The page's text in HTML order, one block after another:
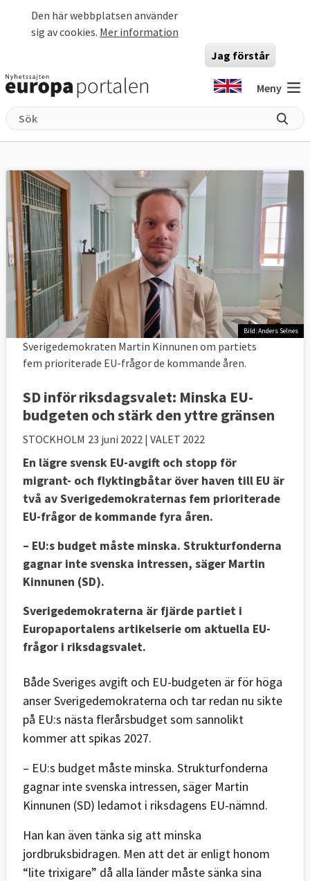
Den här webbplatsen använder
sig av cookies. Mer information
Jag förstår
Meny
Bild: Anders Selnes
Sverigedemokraten Martin Kinnunen om partiets
fem prioriterade EU-frågor de kommande åren.
SD inför riksdagsvalet: Minska EU-
budgeten och stärk den yttre gränsen
STOCKHOLM 23 juni 2022 | VALET 2022
En lägre svensk EU-avgift och stopp för
migrant- och flyktingbåtar över haven till EU är
två av Sverigedemokraternas fem prioriterade
EU-frågor de kommande fyra åren.
– EU:s budget måste minska. Strukturfonderna
gagnar inte svenska intressen, säger Martin
Kinnunen (SD).
Sverigedemokraterna är fjärde partiet i
Europaportalens artikelserie om aktuella EU-
frågor i riksdagsvalet.
Både Sveriges avgift och EU-budgeten är för höga
anser Sverigedemokraterna och tar redan nu sikte
på EU:s nästa flerårsbudget som sannolikt
kommer att spikas 2027.
– EU:s budget måste minska. Strukturfonderna
gagnar inte svenska intressen, säger Martin
Kinnunen (SD) ledamot i riksdagens EU-nämnd.
Han kan även tänka sig att minska
jordbruksbidragen. Men att det är enligt honom
“lite trixigare” då alla länder måste sänka sina